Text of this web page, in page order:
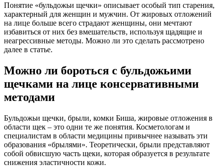
Понятие «бульдожьи щечки» описывает особый тип старения,
характерный для женщин и мужчин. От жировых отложений
на лице больше всего страдают женщины, они мечтают
избавиться от них без вмешательств, используя щадящие и
неагрессивные методы. Можно ли это сделать рассмотрено
далее в статье.
Можно ли бороться с бульдожьими
щечками на лице консервативными
методами
Бульдожьи щечки, брыли, комки Биша, жировые отложения в
области щек – это одни те же понятия. Косметологам и
специалистам в области медицины привычнее называть эти
образования «брылями». Теоретически, брыли представляют
собой обвисшую часть щеки, которая образуется в результате
снижения эластичности кожи.